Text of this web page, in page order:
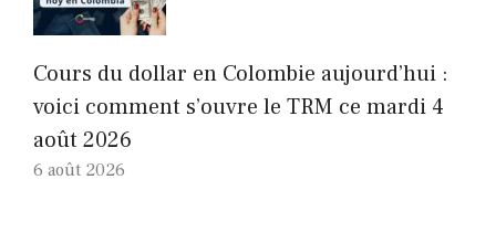
Cours du dollar en Colombie aujourd’hui :
voici comment s’ouvre le TRM ce mardi 4
août 2026
6 août 2026